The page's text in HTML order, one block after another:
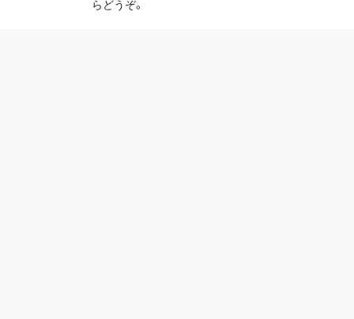
らどうぞ。